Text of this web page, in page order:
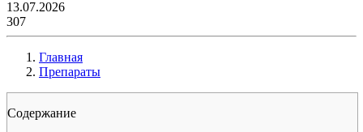
13.07.2026
307
Главная
Препараты
Содержание